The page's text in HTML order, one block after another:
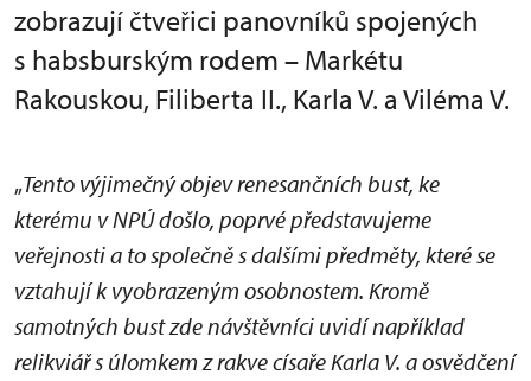
zobrazují čtveřici panovníků spojených
s habsburským rodem – Markétu
Rakouskou, Filiberta II., Karla V. a Viléma V.
„Tento výjimečný objev renesančních bust, ke
kterému v NPÚ došlo, poprvé představujeme
veřejnosti a to společně s dalšími předměty, které se
vztahují k vyobrazeným osobnostem. Kromě
samotných bust zde návštěvníci uvidí například
relikviář s úlomkem z rakve císaře Karla V. a osvědčení